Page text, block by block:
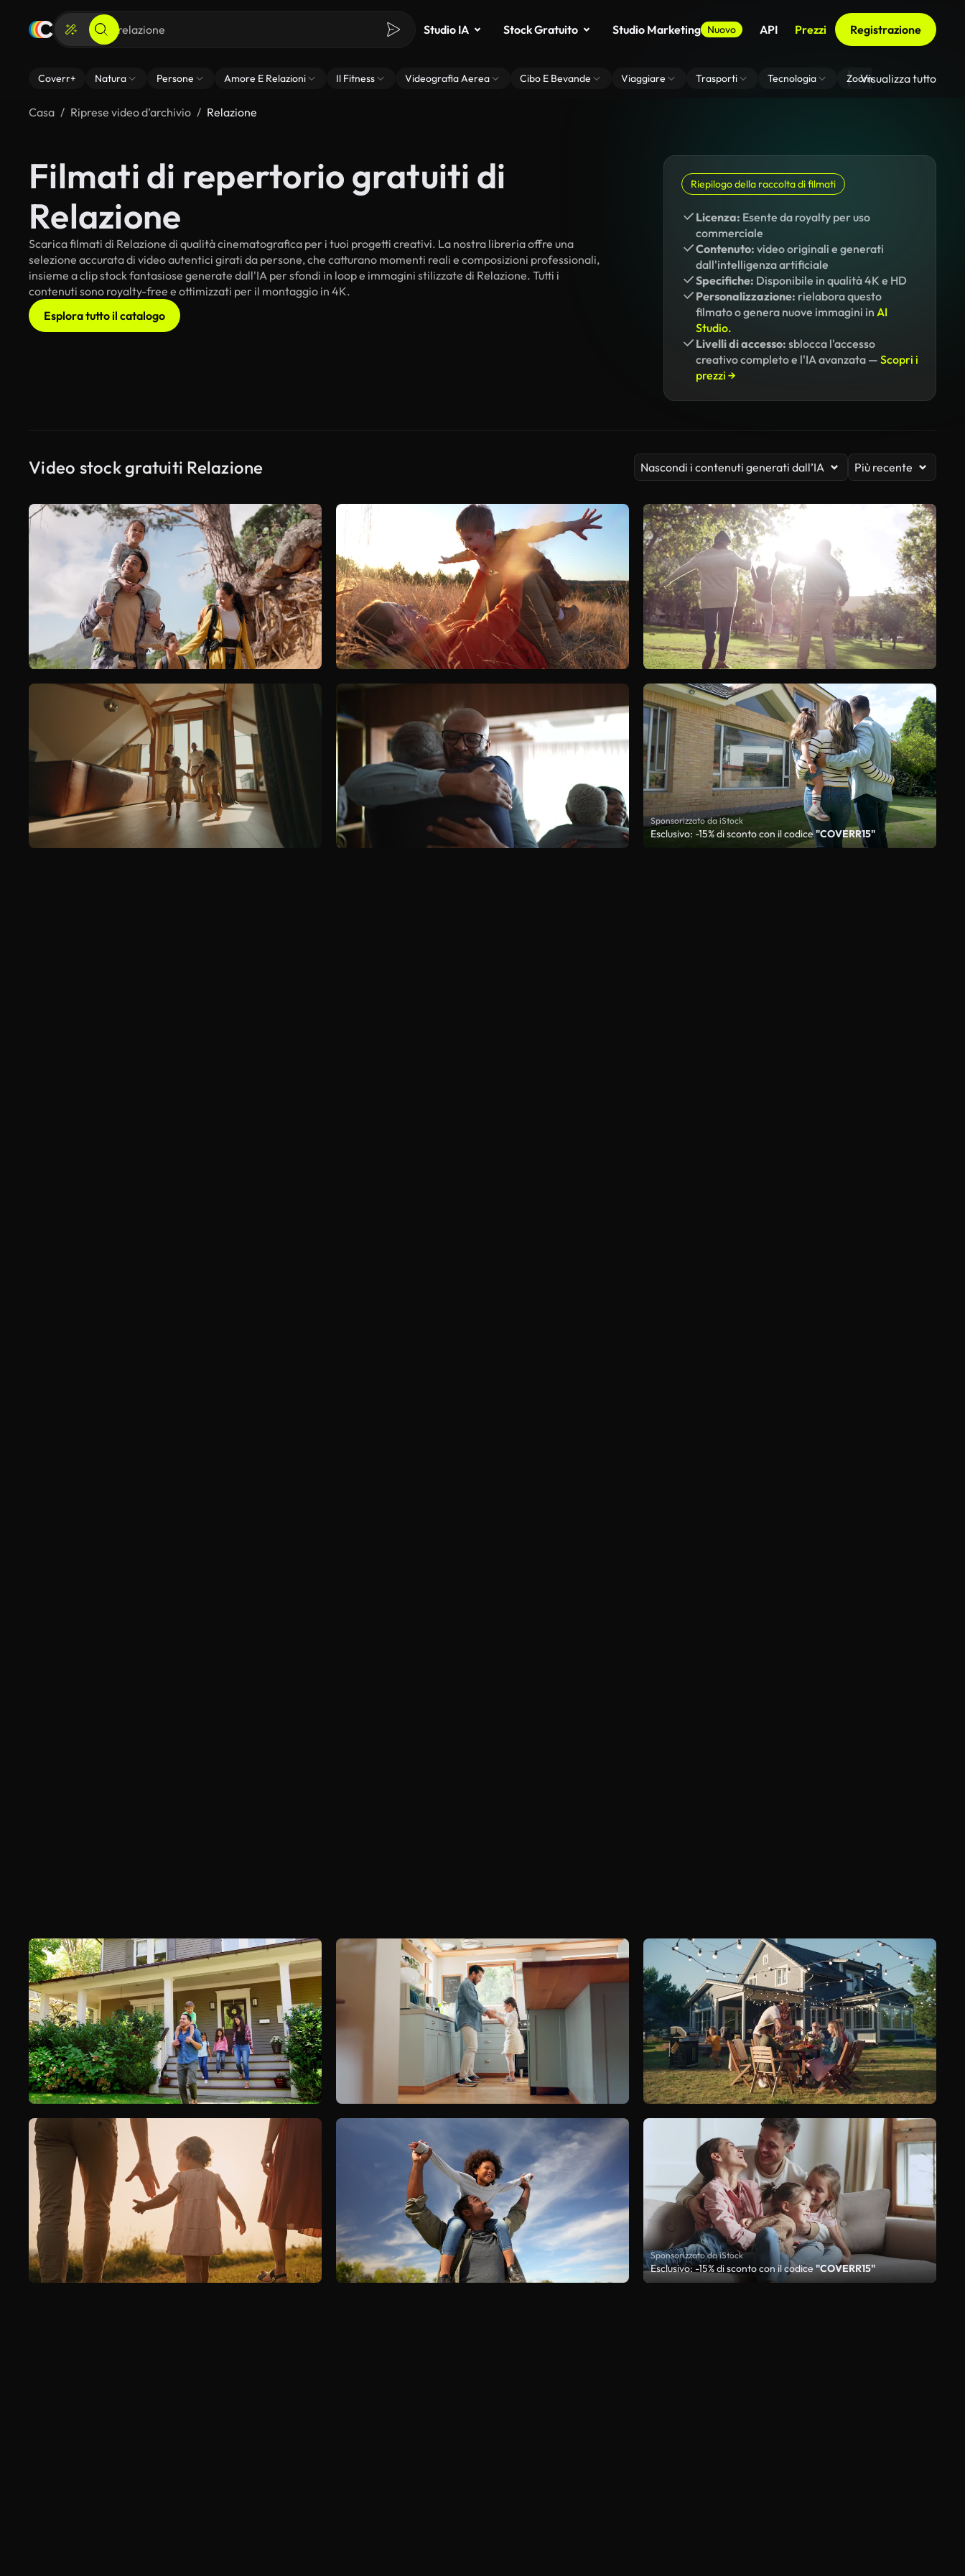
Studio IA Stock Gratuito Studio Marketing Nuovo API Prezzi Registrazione
Coverr+ Natura Persone Amore E Relazioni Il Fitness Videografia Aerea Cibo E Bevande Viaggiare Trasporti Tecnologia Zoom Di Sfondo Virtuale
Visualizza tutto
Casa Riprese video d’archivio Relazione
Filmati di repertorio gratuiti di
Relazione
Scarica filmati di Relazione di qualità cinematografica per i tuoi progetti creativi. La nostra libreria offre una
selezione accurata di video autentici girati da persone, che catturano momenti reali e composizioni professionali,
insieme a clip stock fantasiose generate dall'IA per sfondi in loop e immagini stilizzate di Relazione. Tutti i
contenuti sono royalty-free e ottimizzati per il montaggio in 4K.
Esplora tutto il catalogo
Riepilogo della raccolta di filmati
Licenza: Esente da royalty per uso
commerciale
Contenuto: video originali e generati
dall'intelligenza artificiale
Specifiche: Disponibile in qualità 4K e HD
Personalizzazione: rielabora questo
filmato o genera nuove immagini in AI
Studio.
Livelli di accesso: sblocca l'accesso
creativo completo e l'IA avanzata — Scopri i
prezzi →
Video stock gratuiti Relazione Nascondi i contenuti generati dall’IA Più recente
Sponsorizzato da iStock
Esclusivo: -15% di sconto con il codice"COVERR15"
Sponsorizzato da iStock
Esclusivo: -15% di sconto con il codice"COVERR15"